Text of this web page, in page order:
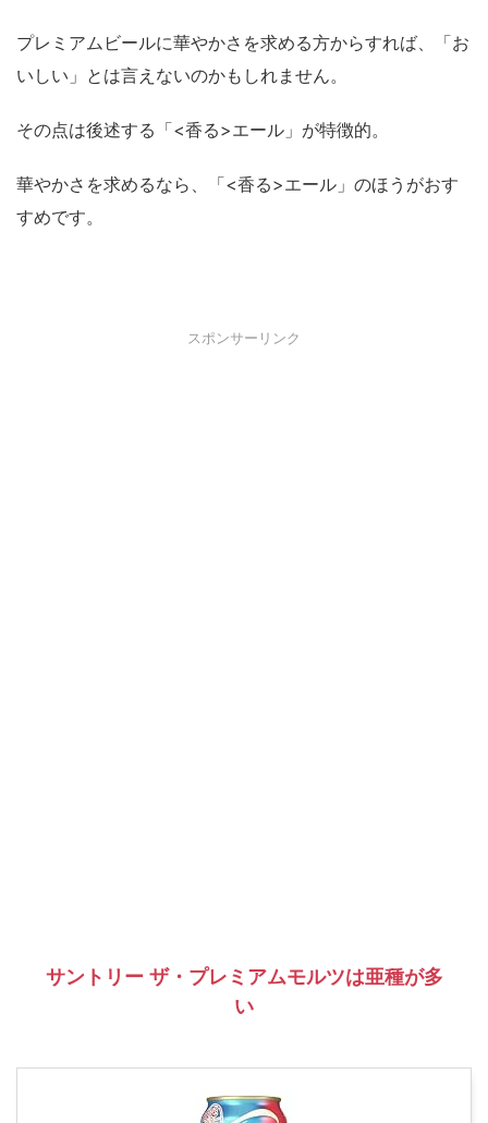
プレミアムビールに華やかさを求める方からすれば、「お
いしい」とは言えないのかもしれません。
その点は後述する「<香る>エール」が特徴的。
華やかさを求めるなら、「<香る>エール」のほうがおす
すめです。
スポンサーリンク
サントリー ザ・プレミアムモルツは亜種が多
い